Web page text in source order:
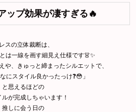
ップ効果が凄すぎる🔥
スの立体裁断は、
は一線を画す細見え仕様です👗✨
や、きゅっと締まったシルエットで、
にスタイル良かったっけ❓😳」
と思えるほどの
が完成しちゃいます！
推しに会う日の